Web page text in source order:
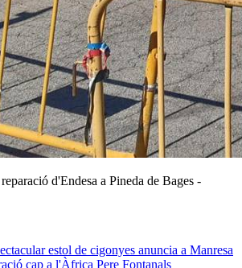
d'Endesa a Pineda de Bages -
estol de cigonyes anuncia a Manresa
cap a l'Àfrica Pere Fontanals